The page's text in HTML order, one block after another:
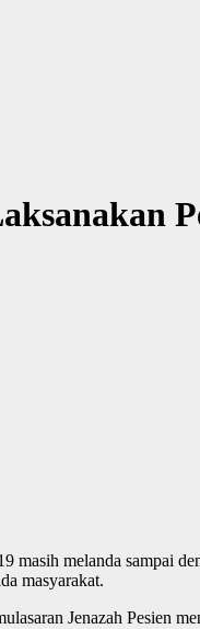
masih melanda sampai
masyarakat.
Jenazah